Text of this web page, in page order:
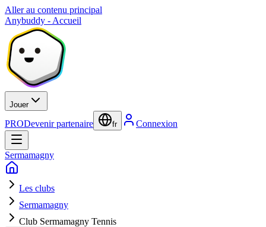
Aller au contenu principal
Anybuddy - Accueil
Jouer
PRODevenir partenaire fr Connexion
Sermamagny
Les clubs
Sermamagny
Club Sermamagny Tennis